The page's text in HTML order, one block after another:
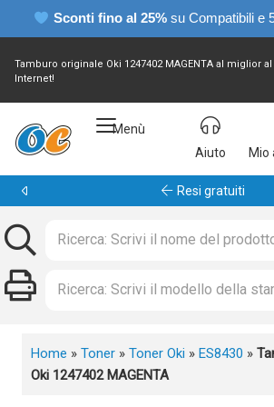
Sconti fino al 25% su Compatibili e
Tamburo originale Oki 1247402 MAGENTA al miglior
Internet!
Menù
Aiuto
Mio
Garanzia 24 mesi
Home » Toner » Toner Oki » ES8430 »
Oki 1247402 MAGENTA